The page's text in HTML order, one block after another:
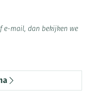
e-mail, dan bekijken we